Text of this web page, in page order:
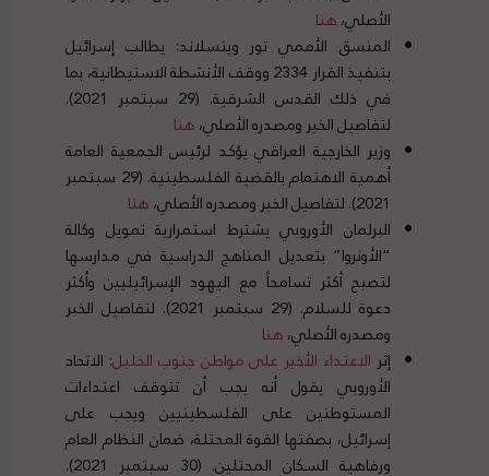
الأصلي،هنا
المنسق الأممي تور وينسلاند: يطالب إسرائيل
بتنفيذ القرار 2334 ووقف الأنشطة الاستيطانية، بما
في ذلك القدس الشرقية. (29 سبتمبر 2021).
لتفاصيل الخبر ومصدره الأصلي،هنا
وزير الخارجية العراقي يؤكد لرئيس الجمعية العامة
أهمية الاهتمام بالقضية الفلسطينية. (29 سبتمبر
2021). لتفاصيل الخبر ومصدره الأصلي،
هنا
البرلمان الأوروبي يشترط استمرارية تمويل وكالة
“الأونروا” بتعديل المناهج الدراسية في مدارسها
لتصبح أكثر تسامحاً مع اليهود الإسرائيليين وأكثر
دعوة للسلام. (29 سبتمبر 2021). لتفاصيل الخبر
ومصدره الأصلي،هنا
إثر الاعتداء الأخير على مواطن جنوب الخليل: الاتحاد
الأوروبي يقول أنه يجب أن تتوقف اعتداءات
المستوطنين على الفلسطينيين ويجب على
إسرائيل، بصفتها القوة المحتلة، ضمان النظام العام
ورفاهية السكان المحتلين. (30 سبتمبر 2021).